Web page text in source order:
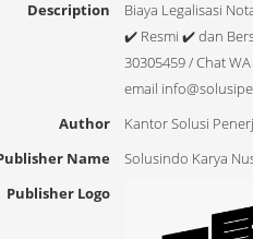
Description
Biaya Legalisasi
✔️ Resmi ✔️ dan
30305459 / Chat
email
Author
Kantor Solusi
Name
Solusindo Karya
Publisher Logo